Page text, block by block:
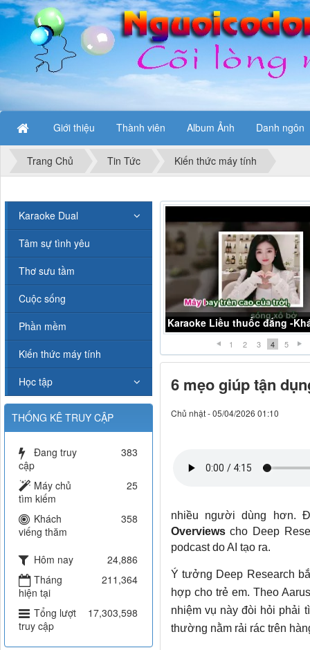
Giới thiệu Thành viên Album Ảnh Danh ngôn
Trang Chủ Tin Tức Kiến thức máy tính
Karaoke Nước mắt hạnh
Midi
1 2 3 4 5
6 mẹo giúp tận
Chủ nhật - 05/04/2026 01:10
nhiều người dùng hơn.
Overviewscho Deep
podcast do AI tạo ra.
Ý tưởng Deep Research
hợp cho trẻ em. Theo
nhiệm vụ này đòi hỏi phải
thường nằm rải rác trên
Karaoke Dual
Tâm sự tình yêu
Thơ sưu tầm
Cuộc sống
Phần mềm
Kiến thức máy tính
Học tập
THỐNG KÊ TRUY CẬP
Đang truy
cập
383
Máy chủ
tìm kiếm
25
Khách
viếng thăm
358
Hôm nay
24,886
Tháng
hiện tại
211,364
Tổng lượt
truy cập
17,303,598